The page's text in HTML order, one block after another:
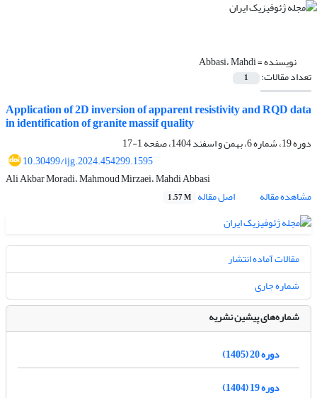
نویسنده =Abbasi، Mahdi
تعداد مقالات: 1
Application of 2D inversion of apparent resistivity and RQD data
in identification of granite massif quality
دوره 19، شماره 6، بهمن و اسفند 1404، صفحه
1-17
10.30499/ijg.2024.454299.1595
Ali Akbar Moradi، Mahmoud Mirzaei، Mahdi Abbasi
مشاهده مقاله
اصل مقاله 1.57 M
مقالات آماده انتشار
شماره جاری
شماره‌های پیشین نشریه
دوره 20 (1405)
دوره 19 (1404)